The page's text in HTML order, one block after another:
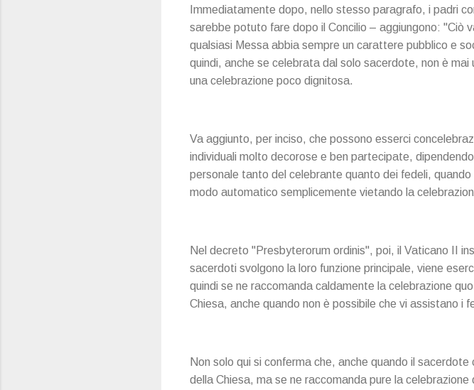
Immediatamente dopo, nello stesso paragrafo, i padri
sarebbe potuto fare dopo il Concilio – aggiungono: "Ciò
qualsiasi Messa abbia sempre un carattere pubblico e
quindi, anche se celebrata dal solo sacerdote, non è
una celebrazione poco dignitosa.
Va aggiunto, per inciso, che possono esserci
individuali molto decorose e ben partecipate,
personale tanto del celebrante quanto dei fedeli,
modo automatico semplicemente vietando la
Nel decreto "Presbyterorum ordinis", poi, il Vaticano II
sacerdoti svolgono la loro funzione principale, viene
quindi se ne raccomanda caldamente la celebrazione
Chiesa, anche quando non è possibile che vi assistano i
Non solo qui si conferma che, anche quando il
della Chiesa, ma se ne raccomanda pure la